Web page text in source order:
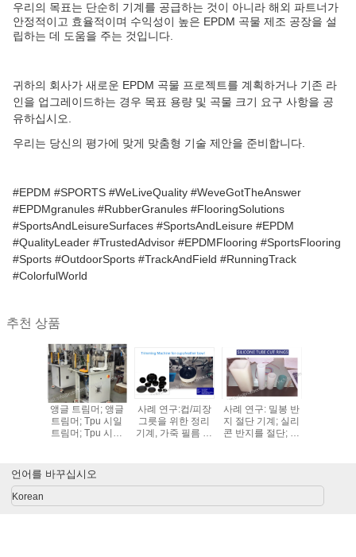
우리의 목표는 단순히 기계를 공급하는 것이 아니라 해외 파트너가
안정적이고 효율적이며 수익성이 높은 EPDM 곡물 제조 공장을 설
립하는 데 도움을 주는 것입니다.
귀하의 회사가 새로운 EPDM 곡물 프로젝트를 계획하거나 기존 라
인을 업그레이드하는 경우 목표 용량 및 곡물 크기 요구 사항을 공
유하십시오.
우리는 당신의 평가에 맞게 맞춤형 기술 제안을 준비합니다.
#EPDM #SPORTS #WeLiveQuality #WeveGotTheAnswer
#EPDMgranules #RubberGranules #FlooringSolutions
#SportsAndLeisureSurfaces #SportsAndLeisure #EPDM
#QualityLeader #TrustedAdvisor #EPDMFlooring #SportsFlooring
#Sports #OutdoorSports #TrackAndField #RunningTrack
#ColorfulWorld
추천 상품
앵글 트림머; 앵글
트림머; Tpu 시일
트림머; Tpu 시일
사례 연구:컵/피장
그릇을 위한 정리
기계, 가죽 필름 가
사례 연구: 밀봉 반
지 절단 기계; 실리
콘 반지를 절단; 실
언어를 바꾸십시오
Korean